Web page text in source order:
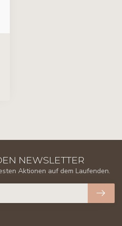
NEWSLETTER
Aktionen auf dem Laufenden.